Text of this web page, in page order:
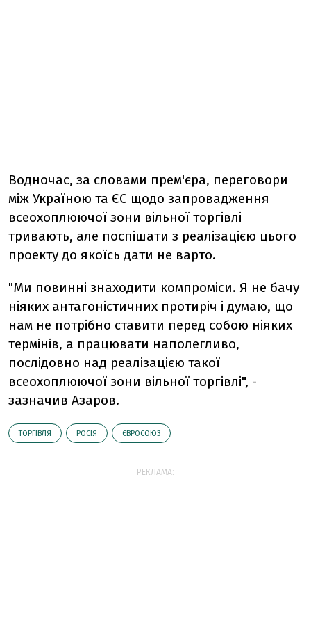
Водночас, за словами прем'єра, переговори
між Україною та ЄС щодо запровадження
всеохоплюючої зони вільної торгівлі
тривають, але поспішати з реалізацією цього
проекту до якоїсь дати не варто.
"Ми повинні знаходити компроміси. Я не бачу
ніяких антагоністичних протиріч і думаю, що
нам не потрібно ставити перед собою ніяких
термінів, а працювати наполегливо,
послідовно над реалізацією такої
всеохоплюючої зони вільної торгівлі", -
зазначив Азаров.
ТОРГІВЛЯ РОСІЯ ЄВРОСОЮЗ
РЕКЛАМА: